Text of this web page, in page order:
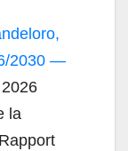
2030 —
la